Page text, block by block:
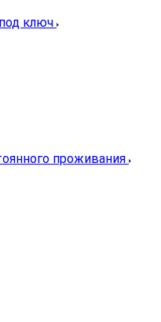
ключ
проживания